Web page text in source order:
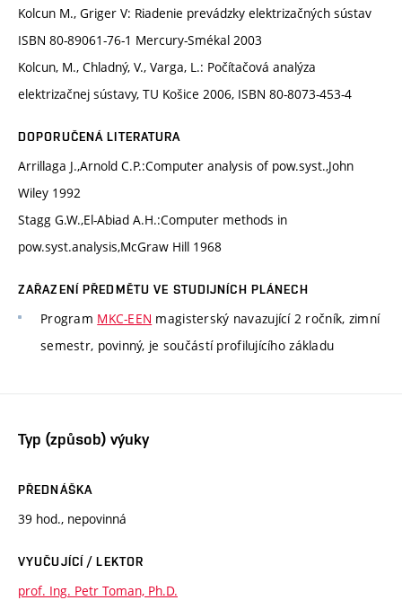
Kolcun M., Griger V: Riadenie prevádzky elektrizačných sústav
ISBN 80-89061-76-1 Mercury-Smékal 2003
Kolcun, M., Chladný, V., Varga, L.: Počítačová analýza
elektrizačnej sústavy, TU Košice 2006, ISBN 80-8073-453-4
DOPORUČENÁ LITERATURA
Arrillaga J.,Arnold C.P.:Computer analysis of pow.syst.,John
Wiley 1992
Stagg G.W.,El-Abiad A.H.:Computer methods in
pow.syst.analysis,McGraw Hill 1968
ZAŘAZENÍ PŘEDMĚTU VE STUDIJNÍCH PLÁNECH
Program MKC-EEN magisterský navazující 2 ročník, zimní
semestr, povinný, je součástí profilujícího základu
Typ (způsob) výuky
PŘEDNÁŠKA
39 hod., nepovinná
VYUČUJÍCÍ / LEKTOR
prof. Ing. Petr Toman, Ph.D.